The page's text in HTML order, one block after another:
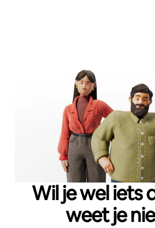
Wil je wel iets
weet je